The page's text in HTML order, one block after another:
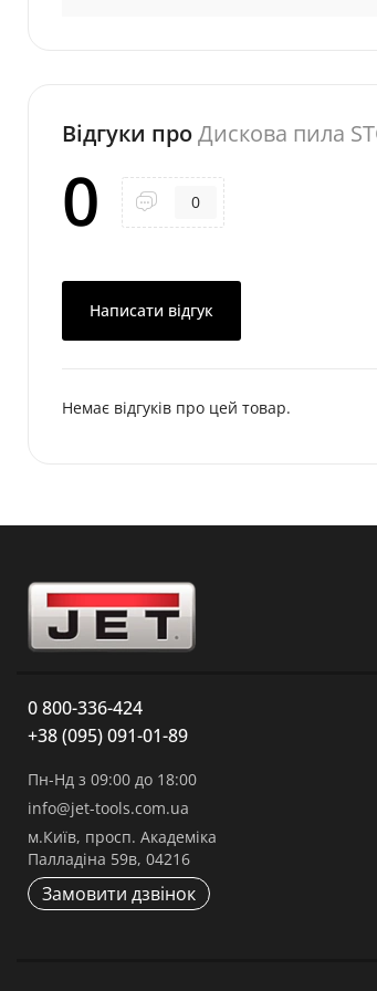
Відгуки проДискова пила
0 0
Написати відгук
Немає відгуків про цей товар.
0 800-336-424
+38 (095) 091-01-89
Пн-Нд з 09:00 до 18:00
info@jet-tools.com.ua
м.Київ, просп. Академіка
Палладіна 59в, 04216
Замовити дзвінок